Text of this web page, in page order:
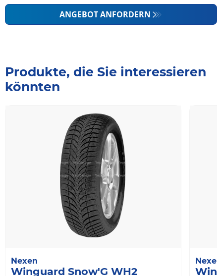
ANGEBOT ANFORDERN
Produkte, die Sie interessieren
könnten
Nexen
Winguard Snow'G WH2
Nexen